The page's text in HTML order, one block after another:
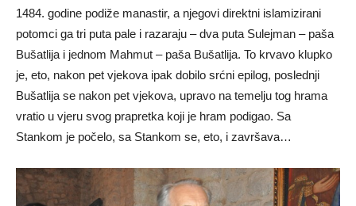
1484. godine podiže manastir, a njegovi direktni islamizirani
potomci ga tri puta pale i razaraju – dva puta Sulejman – paša
Bušatlija i jednom Mahmut – paša Bušatlija. To krvavo klupko
je, eto, nakon pet vjekova ipak dobilo srćni epilog, poslednji
Bušatlija se nakon pet vjekova, upravo na temelju tog hrama
vratio u vjeru svog prapretka koji je hram podigao. Sa
Stankom je počelo, sa Stankom se, eto, i završava…